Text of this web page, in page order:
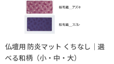
仏壇用 防炎マット くちなし｜選
べる和柄（小・中・大）